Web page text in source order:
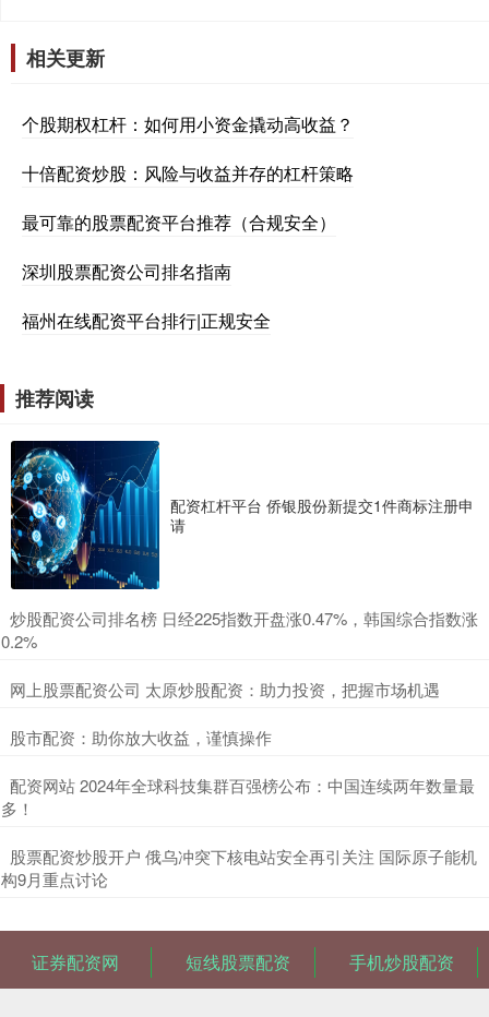
相关更新
个股期权杠杆：如何用小资金撬动高收益？
十倍配资炒股：风险与收益并存的杠杆策略
最可靠的股票配资平台推荐（合规安全）
深圳股票配资公司排名指南
福州在线配资平台排行|正规安全
推荐阅读
配资杠杆平台 侨银股份新提交1件商标注册申
请
​炒股配资公司排名榜 日经225指数开盘涨0.47%，韩国综合指数涨
0.2%
​网上股票配资公司 太原炒股配资：助力投资，把握市场机遇
​股市配资：助你放大收益，谨慎操作
​配资网站 2024年全球科技集群百强榜公布：中国连续两年数量最
多！
​股票配资炒股开户 俄乌冲突下核电站安全再引关注 国际原子能机
构9月重点讨论
证券配资网 短线股票配资 手机炒股配资